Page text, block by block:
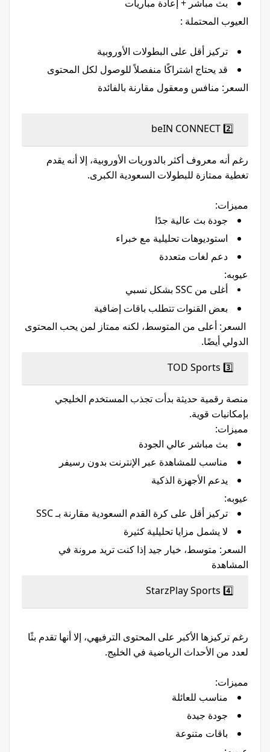
بث مباشر + إعادة مباريات
العيوب المحتملة :
تركيز أقل على البطولات الأوروبية
قد يحتاج اشتراكًا منفصلاً للوصول لكل المحتوى
السعر: منافس ومعقول مقارنة بالفائدة
رغم أنه معروف أكثر بالدوريات الأوروبية، إلا أنه يقدم
تغطية ممتازة للبطولات السعودية الكبرى.
مميزات:
جودة بث عالية جدًا
استوديوهات تحليلية مع خبراء
دعم لغات متعددة
عيوبه:
أغلى من SSC بشكل نسبي
بعض القنوات تتطلب باقات إضافية
السعر: أعلى من المتوسط، لكنه ممتاز لمن يحب المحتوى
الدولي أيضًا.
منصة رقمية حديثة بدأت تجذب المستخدم الخليجي
بإمكانيات قوية.
مميزات:
بث مباشر عالي الجودة
مناسب للمشاهدة عبر الإنترنت بدون رسيفر
يدعم الأجهزة الذكية
عيوبه:
تركيز أقل على كرة القدم السعودية مقارنة بـ SSC
لا يشمل مزايا تحليلية كثيرة
السعر: متوسط، خيار جيد إذا كنت تريد مرونة في
المشاهدة
رغم تركيزها الأكبر على المحتوى الترفيهي، إلا أنها تقدم بثًا
لعدد من الأحداث الرياضية في الخليج.
مميزات:
مناسب للعائلة
جودة جيدة
باقات متنوعة